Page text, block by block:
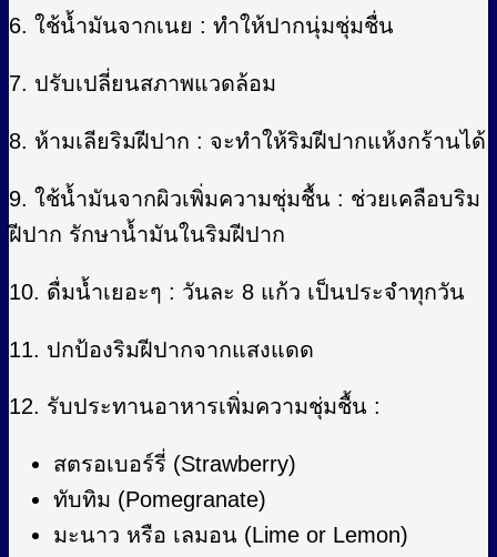
6. ใช้น้ำมันจากเนย : ทำให้ปากนุ่มชุ่มชื่น
7. ปรับเปลี่ยนสภาพแวดล้อม
8. ห้ามเลียริมฝีปาก : จะทำให้ริมฝีปากแห้งกร้านได้
9. ใช้น้ำมันจากผิวเพิ่มความชุ่มชื้น : ช่วยเคลือบริม
ฝีปาก รักษาน้ำมันในริมฝีปาก
10. ดื่มน้ำเยอะๆ : วันละ 8 แก้ว เป็นประจำทุกวัน
11. ปกป้องริมฝีปากจากแสงแดด
12. รับประทานอาหารเพิ่มความชุ่มชื้น :
สตรอเบอร์รี่ (Strawberry)
ทับทิม (Pomegranate)
มะนาว หรือ เลมอน (Lime or Lemon)